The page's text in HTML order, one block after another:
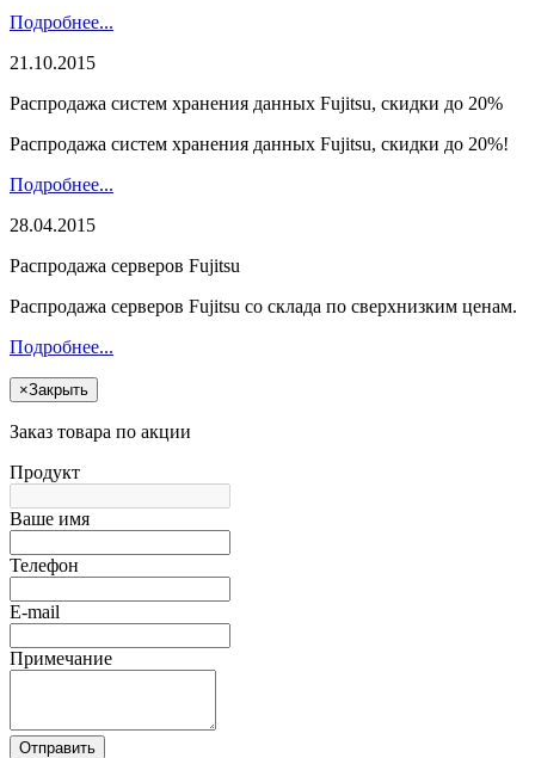
Подробнее...
21.10.2015
Распродажа систем хранения данных Fujitsu, скидки до 20%
Распродажа систем хранения данных Fujitsu, скидки до 20%!
Подробнее...
28.04.2015
Распродажа серверов Fujitsu
Распродажа серверов Fujitsu со склада по сверхнизким ценам.
Подробнее...
×Закрыть
Заказ товара по акции
Продукт
Ваше имя
Телефон
E-mail
Примечание
Отправить